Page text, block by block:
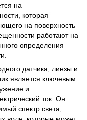
на
которая
на поверхность
работают на
определения
датчика, линзы и
является ключевым
и
ток. Он
спектр света,